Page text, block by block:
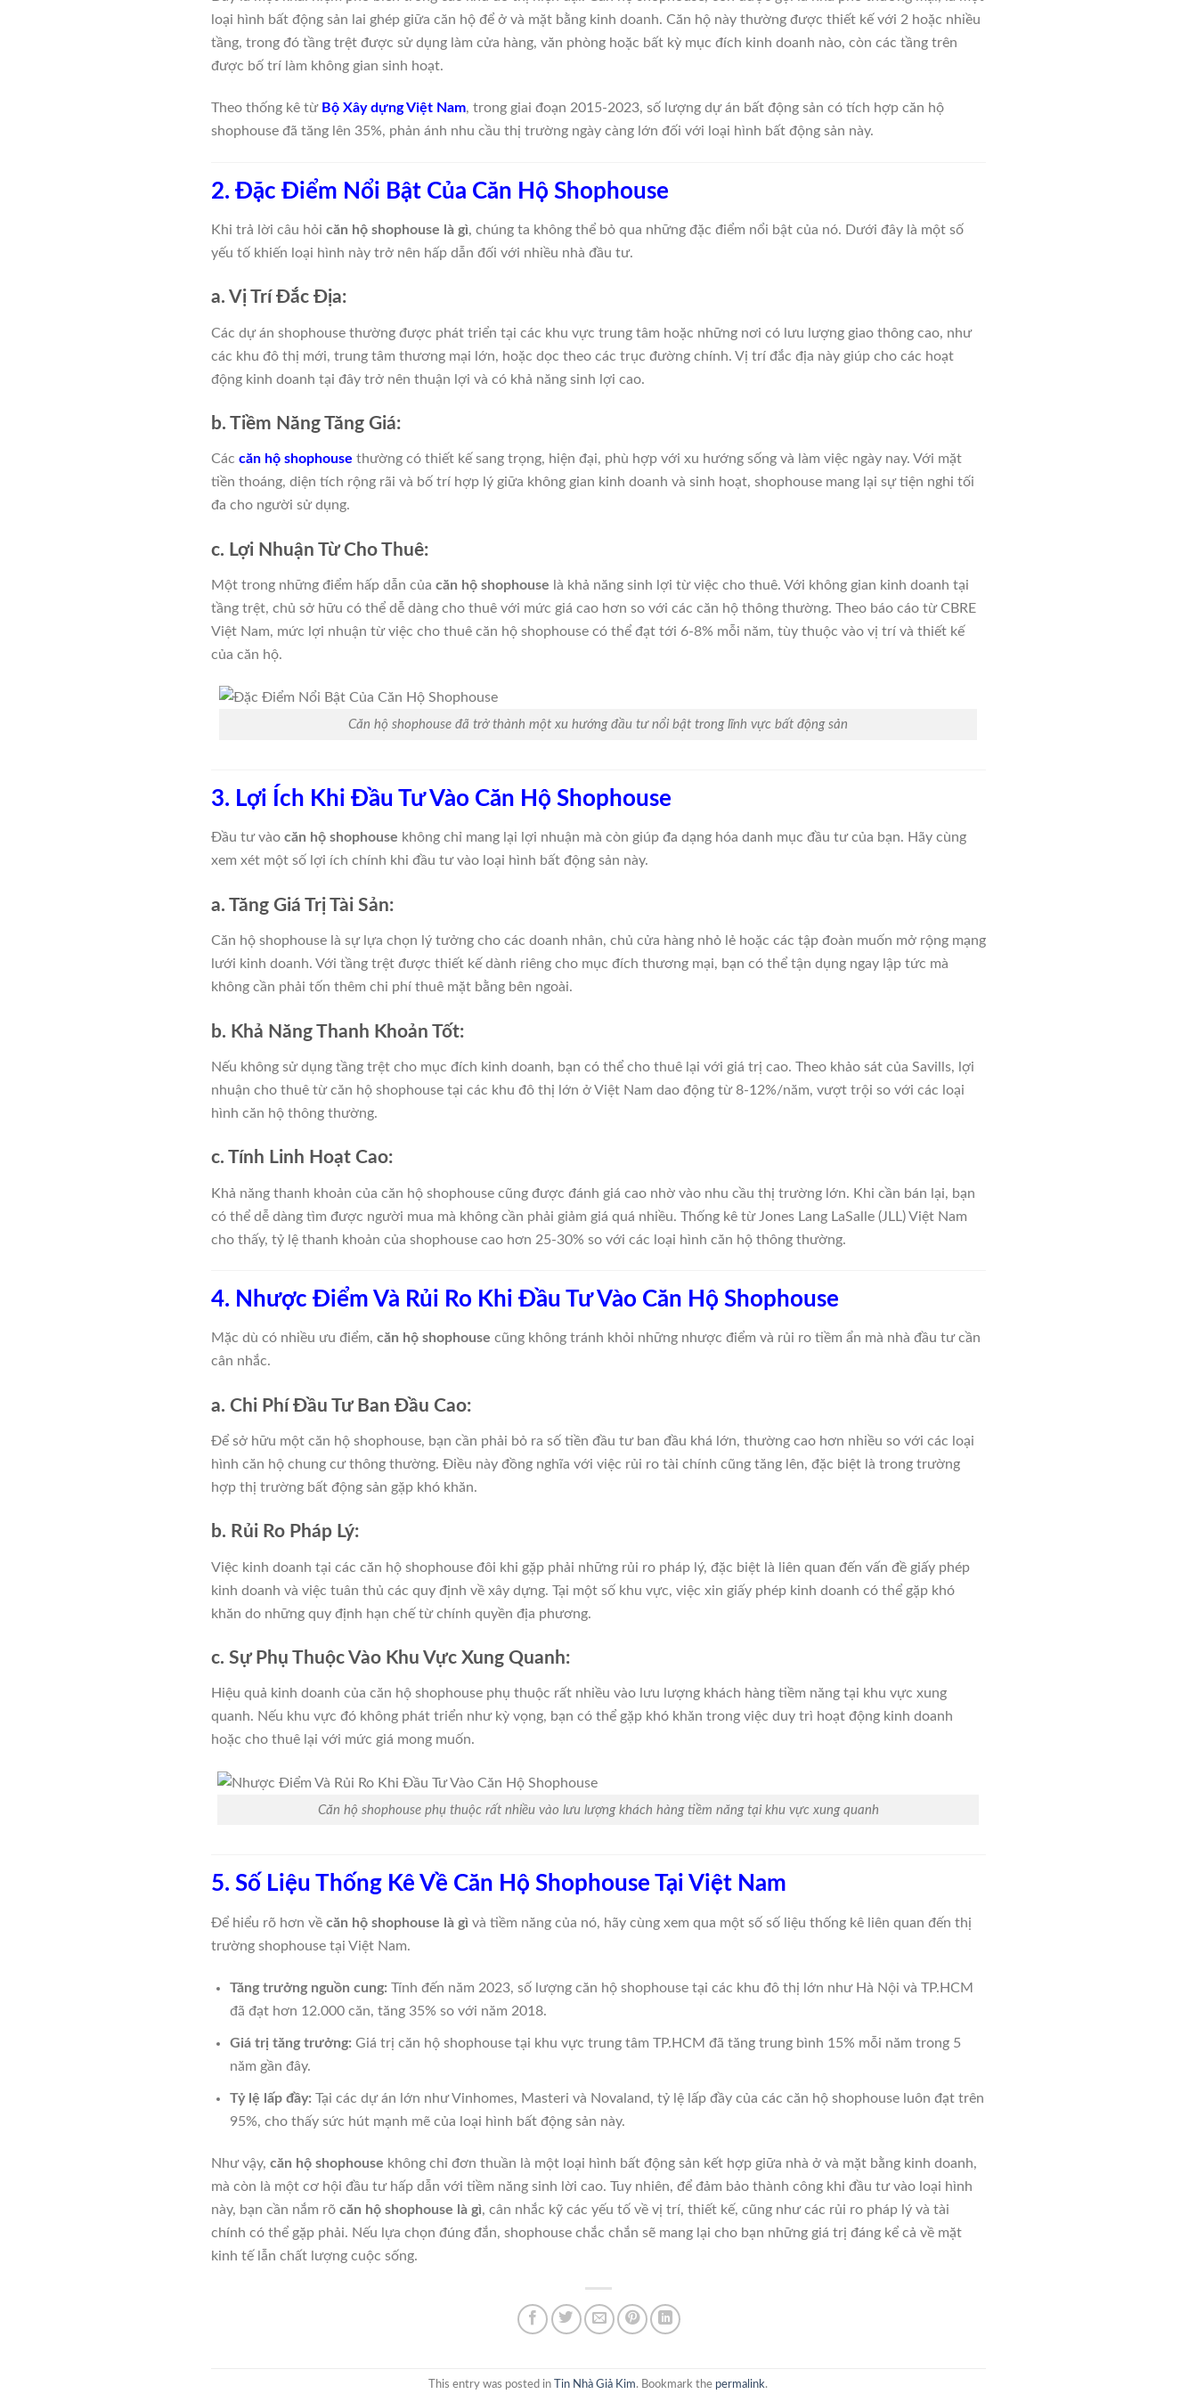
loại hình bất động sản lai ghép giữa căn hộ để ở và mặt bằng kinh doanh. Căn hộ này thường được thiết kế với 2 hoặc nhiều
tầng, trong đó tầng trệt được sử dụng làm cửa hàng, văn phòng hoặc bất kỳ mục đích kinh doanh nào, còn các tầng trên
được bố trí làm không gian sinh hoạt.
Theo thống kê từ Bộ Xây dựng Việt Nam, trong giai đoạn 2015-2023, số lượng dự án bất động sản có tích hợp căn hộ
shophouse đã tăng lên 35%, phản ánh nhu cầu thị trường ngày càng lớn đối với loại hình bất động sản này.
2. Đặc Điểm Nổi Bật Của Căn Hộ Shophouse
Khi trả lời câu hỏi căn hộ shophouse là gì, chúng ta không thể bỏ qua những đặc điểm nổi bật của nó. Dưới đây là một số
yếu tố khiến loại hình này trở nên hấp dẫn đối với nhiều nhà đầu tư.
a. Vị Trí Đắc Địa:
Các dự án shophouse thường được phát triển tại các khu vực trung tâm hoặc những nơi có lưu lượng giao thông cao, như
các khu đô thị mới, trung tâm thương mại lớn, hoặc dọc theo các trục đường chính. Vị trí đắc địa này giúp cho các hoạt
động kinh doanh tại đây trở nên thuận lợi và có khả năng sinh lợi cao.
b. Tiềm Năng Tăng Giá:
Các căn hộ shophouse thường có thiết kế sang trọng, hiện đại, phù hợp với xu hướng sống và làm việc ngày nay. Với mặt
tiền thoáng, diện tích rộng rãi và bố trí hợp lý giữa không gian kinh doanh và sinh hoạt, shophouse mang lại sự tiện nghi tối
đa cho người sử dụng.
c. Lợi Nhuận Từ Cho Thuê:
Một trong những điểm hấp dẫn của căn hộ shophouse là khả năng sinh lợi từ việc cho thuê. Với không gian kinh doanh tại
tầng trệt, chủ sở hữu có thể dễ dàng cho thuê với mức giá cao hơn so với các căn hộ thông thường. Theo báo cáo từ CBRE
Việt Nam, mức lợi nhuận từ việc cho thuê căn hộ shophouse có thể đạt tới 6-8% mỗi năm, tùy thuộc vào vị trí và thiết kế
của căn hộ.
Căn hộ shophouse đã trở thành một xu hướng đầu tư nổi bật trong lĩnh vực bất động sản
3. Lợi Ích Khi Đầu Tư Vào Căn Hộ Shophouse
Đầu tư vào căn hộ shophouse không chỉ mang lại lợi nhuận mà còn giúp đa dạng hóa danh mục đầu tư của bạn. Hãy cùng
xem xét một số lợi ích chính khi đầu tư vào loại hình bất động sản này.
a. Tăng Giá Trị Tài Sản:
Căn hộ shophouse là sự lựa chọn lý tưởng cho các doanh nhân, chủ cửa hàng nhỏ lẻ hoặc các tập đoàn muốn mở rộng mạng
lưới kinh doanh. Với tầng trệt được thiết kế dành riêng cho mục đích thương mại, bạn có thể tận dụng ngay lập tức mà
không cần phải tốn thêm chi phí thuê mặt bằng bên ngoài.
b. Khả Năng Thanh Khoản Tốt:
Nếu không sử dụng tầng trệt cho mục đích kinh doanh, bạn có thể cho thuê lại với giá trị cao. Theo khảo sát của Savills, lợi
nhuận cho thuê từ căn hộ shophouse tại các khu đô thị lớn ở Việt Nam dao động từ 8-12%/năm, vượt trội so với các loại
hình căn hộ thông thường.
c. Tính Linh Hoạt Cao:
Khả năng thanh khoản của căn hộ shophouse cũng được đánh giá cao nhờ vào nhu cầu thị trường lớn. Khi cần bán lại, bạn
có thể dễ dàng tìm được người mua mà không cần phải giảm giá quá nhiều. Thống kê từ Jones Lang LaSalle (JLL) Việt Nam
cho thấy, tỷ lệ thanh khoản của shophouse cao hơn 25-30% so với các loại hình căn hộ thông thường.
4. Nhược Điểm Và Rủi Ro Khi Đầu Tư Vào Căn Hộ Shophouse
Mặc dù có nhiều ưu điểm, căn hộ shophouse cũng không tránh khỏi những nhược điểm và rủi ro tiềm ẩn mà nhà đầu tư cần
cân nhắc.
a. Chi Phí Đầu Tư Ban Đầu Cao:
Để sở hữu một căn hộ shophouse, bạn cần phải bỏ ra số tiền đầu tư ban đầu khá lớn, thường cao hơn nhiều so với các loại
hình căn hộ chung cư thông thường. Điều này đồng nghĩa với việc rủi ro tài chính cũng tăng lên, đặc biệt là trong trường
hợp thị trường bất động sản gặp khó khăn.
b. Rủi Ro Pháp Lý:
Việc kinh doanh tại các căn hộ shophouse đôi khi gặp phải những rủi ro pháp lý, đặc biệt là liên quan đến vấn đề giấy phép
kinh doanh và việc tuân thủ các quy định về xây dựng. Tại một số khu vực, việc xin giấy phép kinh doanh có thể gặp khó
khăn do những quy định hạn chế từ chính quyền địa phương.
c. Sự Phụ Thuộc Vào Khu Vực Xung Quanh:
Hiệu quả kinh doanh của căn hộ shophouse phụ thuộc rất nhiều vào lưu lượng khách hàng tiềm năng tại khu vực xung
quanh. Nếu khu vực đó không phát triển như kỳ vọng, bạn có thể gặp khó khăn trong việc duy trì hoạt động kinh doanh
hoặc cho thuê lại với mức giá mong muốn.
Căn hộ shophouse phụ thuộc rất nhiều vào lưu lượng khách hàng tiềm năng tại khu vực xung quanh
5. Số Liệu Thống Kê Về Căn Hộ Shophouse Tại Việt Nam
Để hiểu rõ hơn về căn hộ shophouse là gì và tiềm năng của nó, hãy cùng xem qua một số số liệu thống kê liên quan đến thị
trường shophouse tại Việt Nam.
Tăng trưởng nguồn cung: Tính đến năm 2023, số lượng căn hộ shophouse tại các khu đô thị lớn như Hà Nội và TP.HCM
đã đạt hơn 12.000 căn, tăng 35% so với năm 2018.
Giá trị tăng trưởng: Giá trị căn hộ shophouse tại khu vực trung tâm TP.HCM đã tăng trung bình 15% mỗi năm trong 5
năm gần đây.
Tỷ lệ lấp đầy: Tại các dự án lớn như Vinhomes, Masteri và Novaland, tỷ lệ lấp đầy của các căn hộ shophouse luôn đạt trên
95%, cho thấy sức hút mạnh mẽ của loại hình bất động sản này.
Như vậy, căn hộ shophouse không chỉ đơn thuần là một loại hình bất động sản kết hợp giữa nhà ở và mặt bằng kinh doanh,
mà còn là một cơ hội đầu tư hấp dẫn với tiềm năng sinh lời cao. Tuy nhiên, để đảm bảo thành công khi đầu tư vào loại hình
này, bạn cần nắm rõ căn hộ shophouse là gì, cân nhắc kỹ các yếu tố về vị trí, thiết kế, cũng như các rủi ro pháp lý và tài
chính có thể gặp phải. Nếu lựa chọn đúng đắn, shophouse chắc chắn sẽ mang lại cho bạn những giá trị đáng kể cả về mặt
kinh tế lẫn chất lượng cuộc sống.
This entry was posted inTin Nhà Giả Kim. Bookmark the permalink.